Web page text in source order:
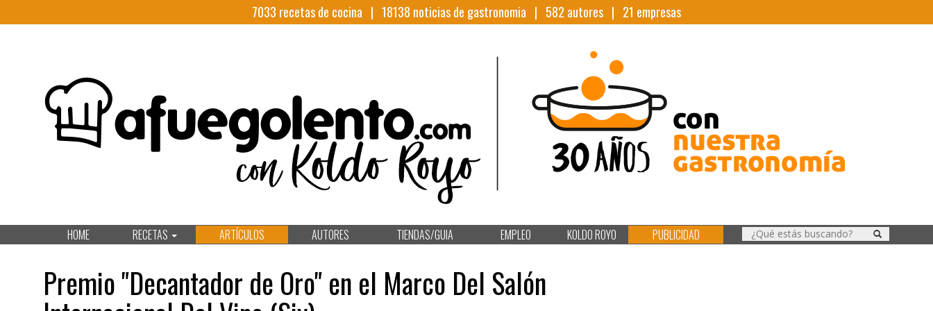
7033 recetas de cocina | 18138 noticias de gastronomia | 582 autores | 21 empresas
HOME RECETAS ARTÍCULOS AUTORES TIENDAS/GUIA EMPLEO KOLDO ROYO PUBLICIDAD
Premio "Decantador de Oro" en el Marco Del Salón